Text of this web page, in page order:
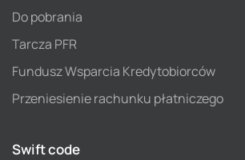
Do pobrania
Tarcza PFR
Fundusz Wsparcia Kredytobiorców
Przeniesienie rachunku płatniczego
Swift code